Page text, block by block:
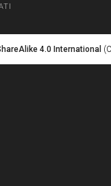
4.0 International